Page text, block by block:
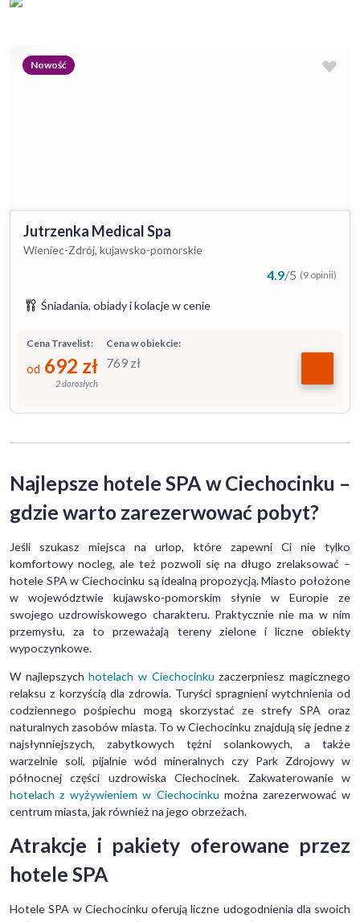
Nowość
Jutrzenka Medical Spa
Wieniec-Zdrój, kujawsko-pomorskie
4.9/5 (9 opinii)
Śniadania, obiady i kolacje w cenie
Cena w obiekcie:
769 zł
Cena Travelist:
od 692 zł
2 dorosłych
Najlepsze hotele SPA w Ciechocinku –
gdzie warto zarezerwować pobyt?
Jeśli szukasz miejsca na urlop, które zapewni Ci nie tylko
komfortowy nocleg, ale też pozwoli się na długo zrelaksować –
hotele SPA w Ciechocinku są idealną propozycją. Miasto położone
w województwie kujawsko-pomorskim słynie w Europie ze
swojego uzdrowiskowego charakteru. Praktycznie nie ma w nim
przemysłu, za to przeważają tereny zielone i liczne obiekty
wypoczynkowe.
W najlepszychhotelach w Ciechocinku zaczerpniesz magicznego
relaksu z korzyścią dla zdrowia. Turyści spragnieni wytchnienia od
codziennego pośpiechu mogą skorzystać ze strefy SPA oraz
naturalnych zasobów miasta. To w Ciechocinku znajdują się jedne z
najsłynniejszych, zabytkowych tężni solankowych, a także
warzelnie soli, pijalnie wód mineralnych czy Park Zdrojowy w
północnej części uzdrowiska Ciechocinek. Zakwaterowanie w
hotelach z wyżywieniem w Ciechocinku można zarezerwować w
centrum miasta, jak również na jego obrzeżach.
Atrakcje i pakiety oferowane przez
hotele SPA
Hotele SPA w Ciechocinku oferują liczne udogodnienia dla swoich